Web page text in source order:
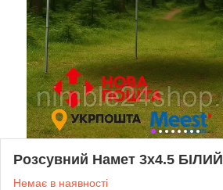
Розсувний Намет 3х4.5 БІЛИЙ
Немає в наявності